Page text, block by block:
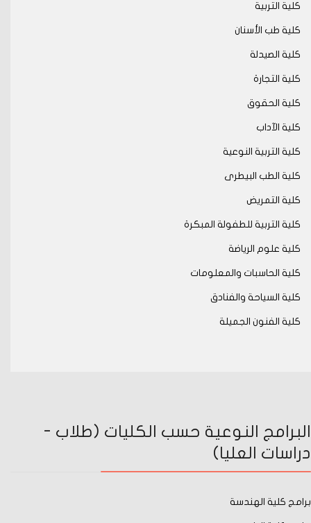
كلية التربية
كلية طب الأسنان
كلية الصيدلة
كلية التجارة
كلية الحقوق
كلية الآداب
كلية التربية النوعية
كلية الطب البيطرى
كلية التمريض
كلية التربية للطفولة المبكرة
كلية علوم الرياضة
كلية الحاسبات والمعلومات
كلية السياحة والفنادق
كلية الفنون الجميلة
البرامج النوعية حسب الكليات (طلاب -
دراسات العليا)
برامج كلية الهندسة